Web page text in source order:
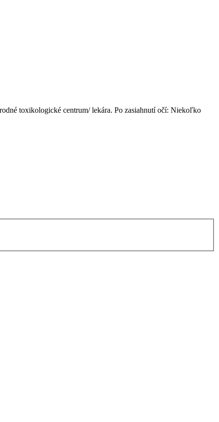
toxikologické centrum/ lekára. Po zasiahnutí očí: Niekoľko